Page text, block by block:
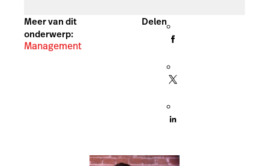
Meer van dit
onderwerp:
Management
Delen